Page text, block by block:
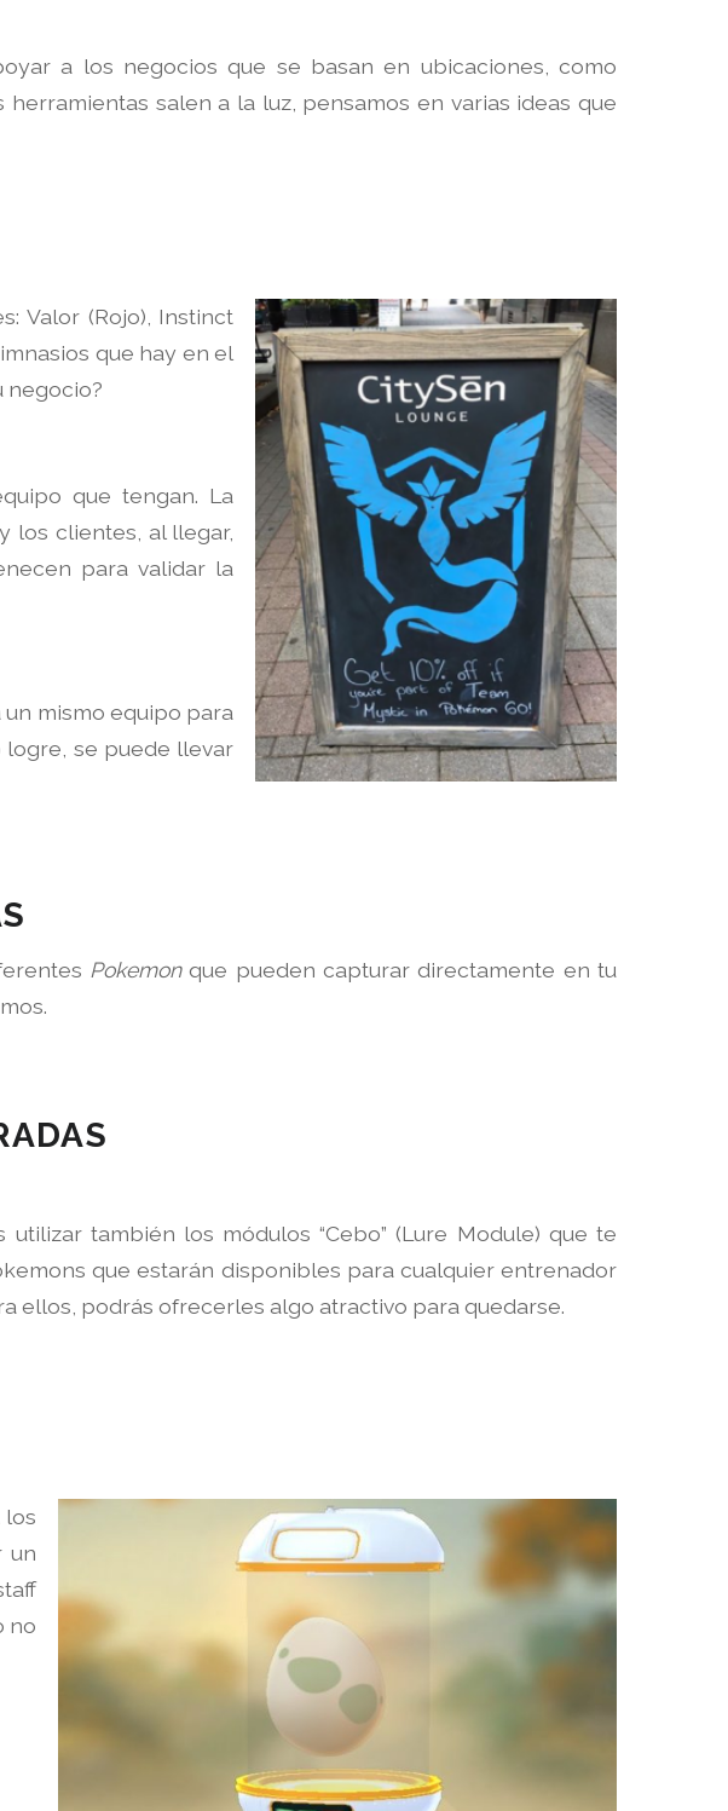
a los negocios que se basan en ubicaciones, como
salen a la luz, pensamos en varias ideas que
Valor (Rojo), Instinct
que hay en el
negocio?
que tengan. La
los clientes, al llegar,
para validar la
mismo equipo para
logre, se puede llevar
Pokemonque pueden capturar directamente en tu
también los módulos “Cebo” (Lure Module) que te
que estarán disponibles para cualquier entrenador
ellos, podrás ofrecerles algo atractivo para quedarse.
los
un
no